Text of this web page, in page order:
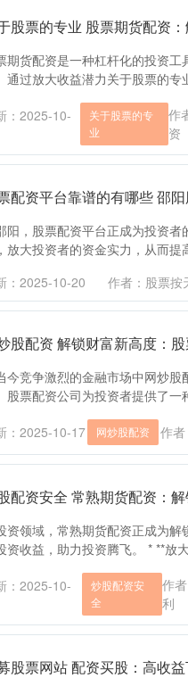
股票的专业 股票期货配资
期货配资是一种杠杆化的投资
通过放大收益潜力关于股票的
：2025-10-
关于股票的专
业
作
资
配资平台靠谱的有哪些 邵
阳，股票配资平台正成为投资
放大投资者的资金实力，从而
：2025-10-20
作者：股票按
股配资 解锁财富新高度：
今竞争激烈的金融市场中网炒
股票配资公司为投资者提供了
：2025-10-17 网炒股配资 作
配资安全 常熟期货配资：
资领域，常熟期货配资正成为
资收益，助力投资腾飞。 * **放
：2025-10-
炒股配资安
全
作
利
股票网站 配资买股：高收